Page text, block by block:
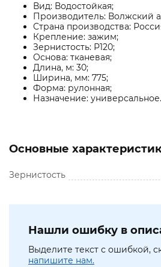
Вид: Водостойкая;
Производитель: Волжский
Страна производства:
Крепление: зажим;
Зернистость: Р120;
Основа: тканевая;
Длина, м: 30;
Ширина, мм: 775;
Форма: рулонная;
Назначение: универсальное.
Основные
Зернистость
Нашли ошибку в
Выделите текст с ошибкой,
напишите нам.